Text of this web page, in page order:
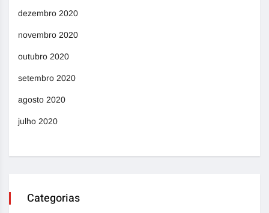
dezembro 2020
novembro 2020
outubro 2020
setembro 2020
agosto 2020
julho 2020
Categorias